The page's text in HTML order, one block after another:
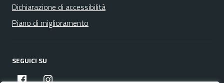
Dichiarazione di accessibilità
Piano di miglioramento
SEGUICI SU
facebookinstagram